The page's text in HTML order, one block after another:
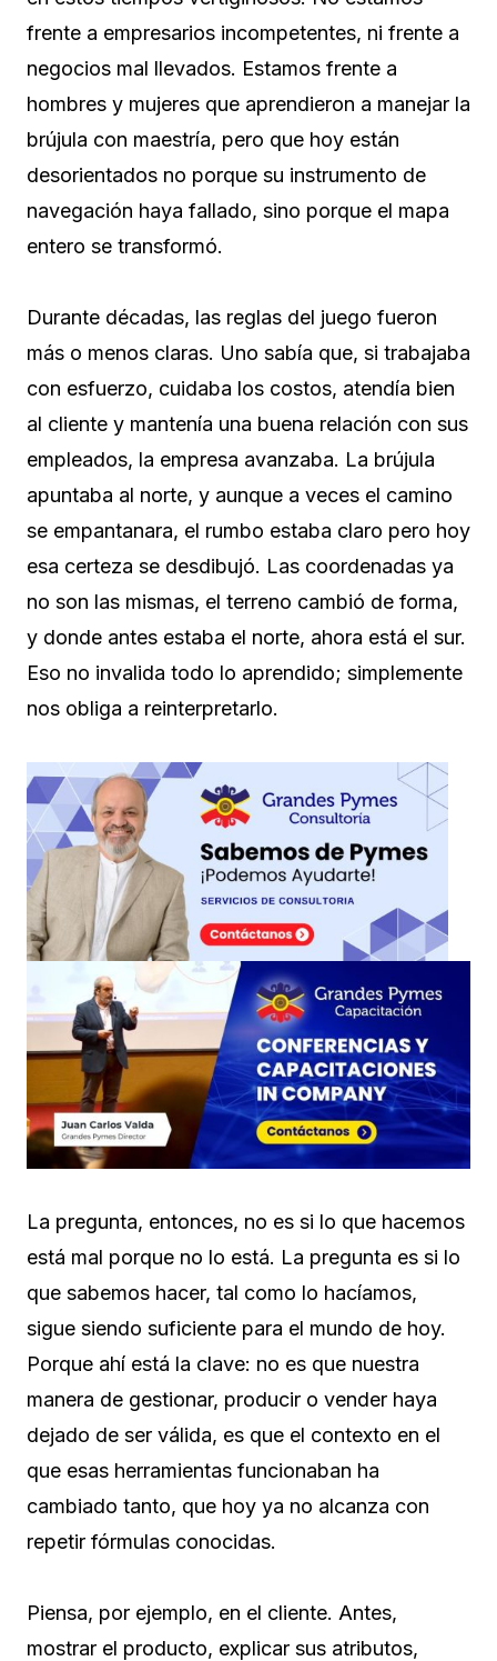
frente a empresarios incompetentes, ni frente a
negocios mal llevados. Estamos frente a
hombres y mujeres que aprendieron a manejar la
brújula con maestría, pero que hoy están
desorientados no porque su instrumento de
navegación haya fallado, sino porque el mapa
entero se transformó.
Durante décadas, las reglas del juego fueron
más o menos claras. Uno sabía que, si trabajaba
con esfuerzo, cuidaba los costos, atendía bien
al cliente y mantenía una buena relación con sus
empleados, la empresa avanzaba. La brújula
apuntaba al norte, y aunque a veces el camino
se empantanara, el rumbo estaba claro pero hoy
esa certeza se desdibujó. Las coordenadas ya
no son las mismas, el terreno cambió de forma,
y donde antes estaba el norte, ahora está el sur.
Eso no invalida todo lo aprendido; simplemente
nos obliga a reinterpretarlo.
La pregunta, entonces, no es si lo que hacemos
está mal porque no lo está. La pregunta es si lo
que sabemos hacer, tal como lo hacíamos,
sigue siendo suficiente para el mundo de hoy.
Porque ahí está la clave: no es que nuestra
manera de gestionar, producir o vender haya
dejado de ser válida, es que el contexto en el
que esas herramientas funcionaban ha
cambiado tanto, que hoy ya no alcanza con
repetir fórmulas conocidas.
Piensa, por ejemplo, en el cliente. Antes,
mostrar el producto, explicar sus atributos,